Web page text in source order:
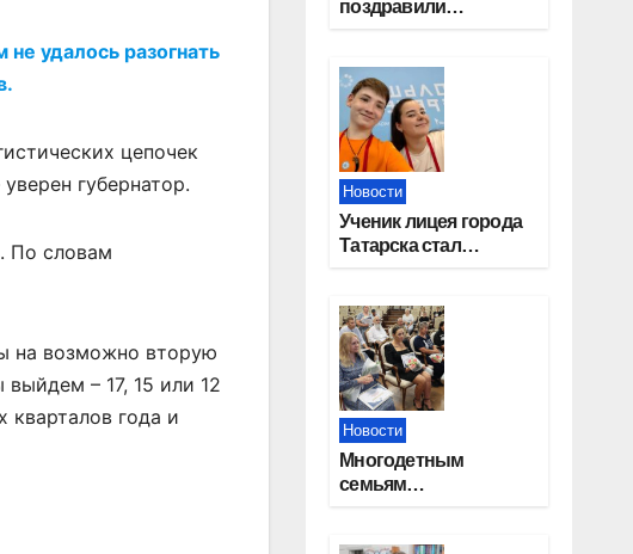
удалось разогнать
цепочек
губернатор.
По словам
на возможно вторую
– 17, 15 или 12
кварталов года и
поздравили
отрасли
Новости
Ученик лицея города
Татарска стал
Новости
Многодетным
семьям